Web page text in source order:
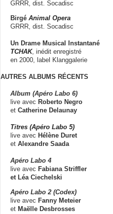
GRRR, dist. Socadisc
Birgé Animal Opera
GRRR, dist. Socadisc
Un Drame Musical Instantané
TCHAK, inédit enregistré
en 2000, label Klanggalerie
AUTRES ALBUMS RÉCENTS
Album (Apéro Labo 6)
live avec Roberto Negro
et Catherine Delaunay
Titres (Apéro Labo 5)
live avec Hélène Duret
et Alexandre Saada
Apéro Labo 4
live avec Fabiana Striffler
et Léa Ciechelski
Apéro Labo 2 (Codex)
live avec Fanny Meteier
et Maëlle Desbrosses